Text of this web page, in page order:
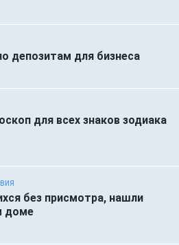
депозитам для бизнеса
для всех знаков зодиака
без присмотра, нашли
доме